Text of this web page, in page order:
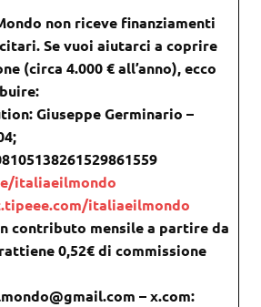
non riceve finanziamenti
Se vuoi aiutarci a coprire
(circa 4.000 € all’anno), ecco
Giuseppe Germinario –
italiaeilmondo
italiaeilmondo
contributo mensile a partire da
0,52€ di commissione
– x.com: